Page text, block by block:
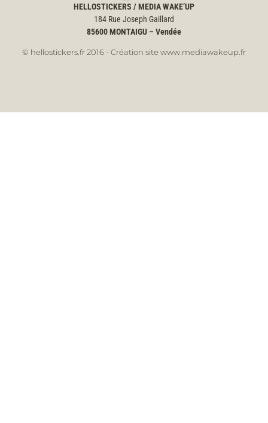
HELLOSTICKERS / MEDIA WAKE’UP
184 Rue Joseph Gaillard
85600MONTAIGU – Vendée
© hellostickers.fr 2016 - Création site www.mediawakeup.fr